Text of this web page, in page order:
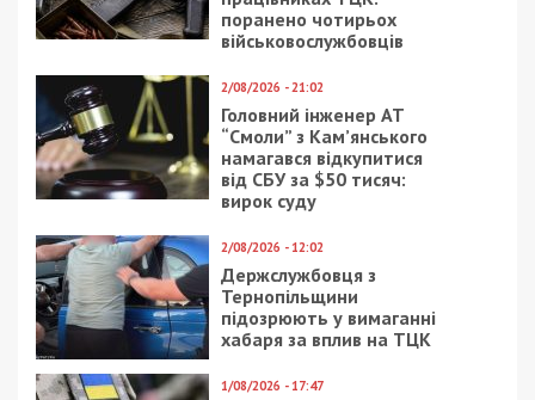
поранено чотирьох
військовослужбовців
2/08/2026 - 21:02
Головний інженер АТ
“Смоли” з Кам’янського
намагався відкупитися
від СБУ за $50 тисяч:
вирок суду
2/08/2026 - 12:02
Держслужбовця з
Тернопільщини
підозрюють у вимаганні
хабаря за вплив на ТЦК
1/08/2026 - 17:47